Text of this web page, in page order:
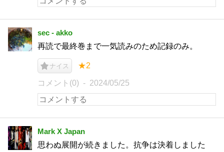
sec - akko
再読で最終巻まで一気読みのため記録のみ。
ナイス ★2
コメント(0) 2024/05/25
Mark X Japan
思わぬ展開が続きました。抗争は決着しました